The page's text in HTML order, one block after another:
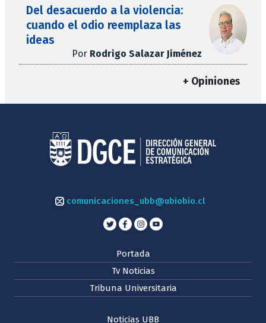
Del desacuerdo a la violencia:
cuando el odio reemplaza las
ideas
Por Rodrigo Salazar Jiménez
+ Opiniones
comunicaciones_ubb@ubiobio.cl
Portada
Tv Noticias
Tribuna Universitaria
Noticias UBB